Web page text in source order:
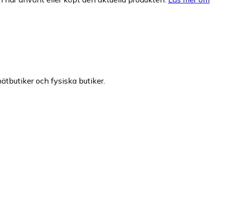
och fysiska butiker.